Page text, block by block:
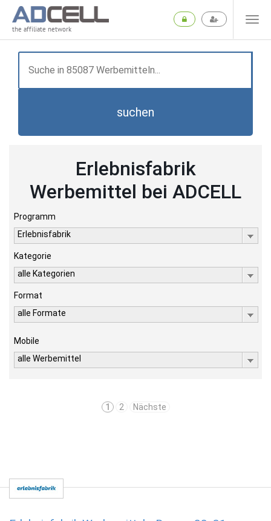
the affiliate network
suchen
Erlebnisfabrik
Werbemittel bei ADCELL
Programm
Erlebnisfabrik
Kategorie
alle Kategorien
Format
alle Formate
Mobile
alle Werbemittel
1 2 Nächste